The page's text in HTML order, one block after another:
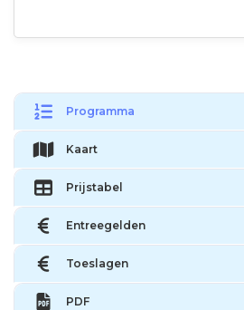
Programma
Kaart
Prijstabel
Entreegelden
Toeslagen
PDF